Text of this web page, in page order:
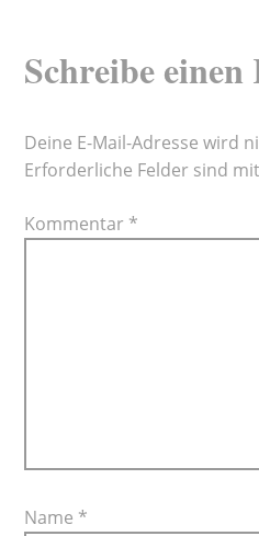
Schreibe
Deine E-Mail-Adresse wird
Erforderliche Felder sind mit
Kommentar *
Name *